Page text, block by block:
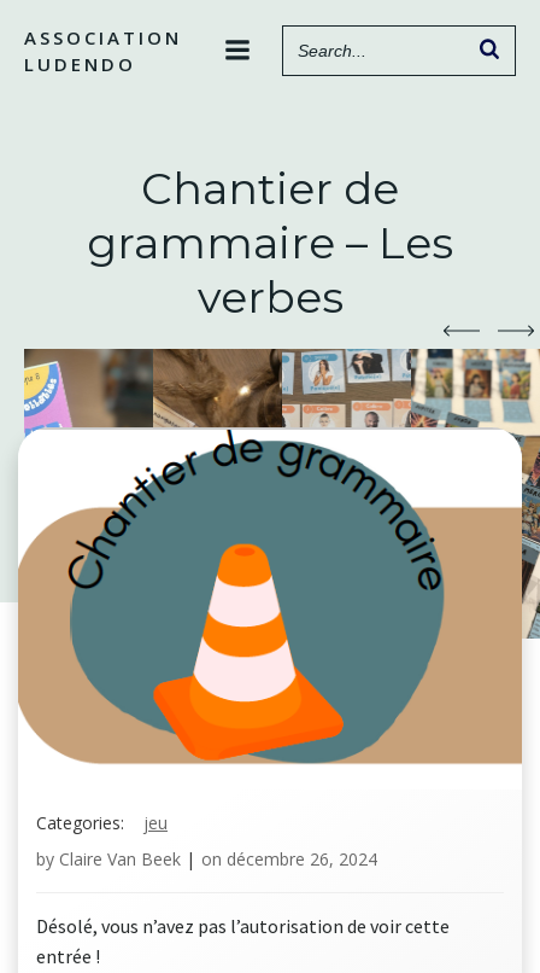
contenu
ASSOCIATION
LUDENDO
Chantier de
grammaire – Les
verbes
Categories:
jeu
by Claire Van Beek | on décembre 26, 2024
Désolé, vous n’avez pas l’autorisation de voir cette
entrée !